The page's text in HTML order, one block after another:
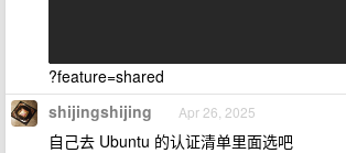
?feature=shared
shijingshijing Apr 26, 2025
自己去 Ubuntu 的认证清单里面选吧